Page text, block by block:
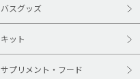
バスグッズ
キット
サプリメント・フード